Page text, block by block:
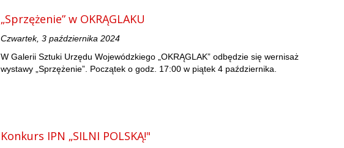
„Sprzężenie” w OKRĄGLAKU
Czwartek, 3 października 2024
W Galerii Sztuki Urzędu Wojewódzkiego „OKRĄGLAK” odbędzie się wernisaż
wystawy „Sprzężenie”. Początek o godz. 17:00 w piątek 4 października.
Konkurs IPN „SILNI POLSKĄ!"